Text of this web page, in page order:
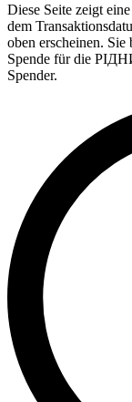
Diese Seite zeigt
dem
oben erscheinen.
Spende für die
Spender.